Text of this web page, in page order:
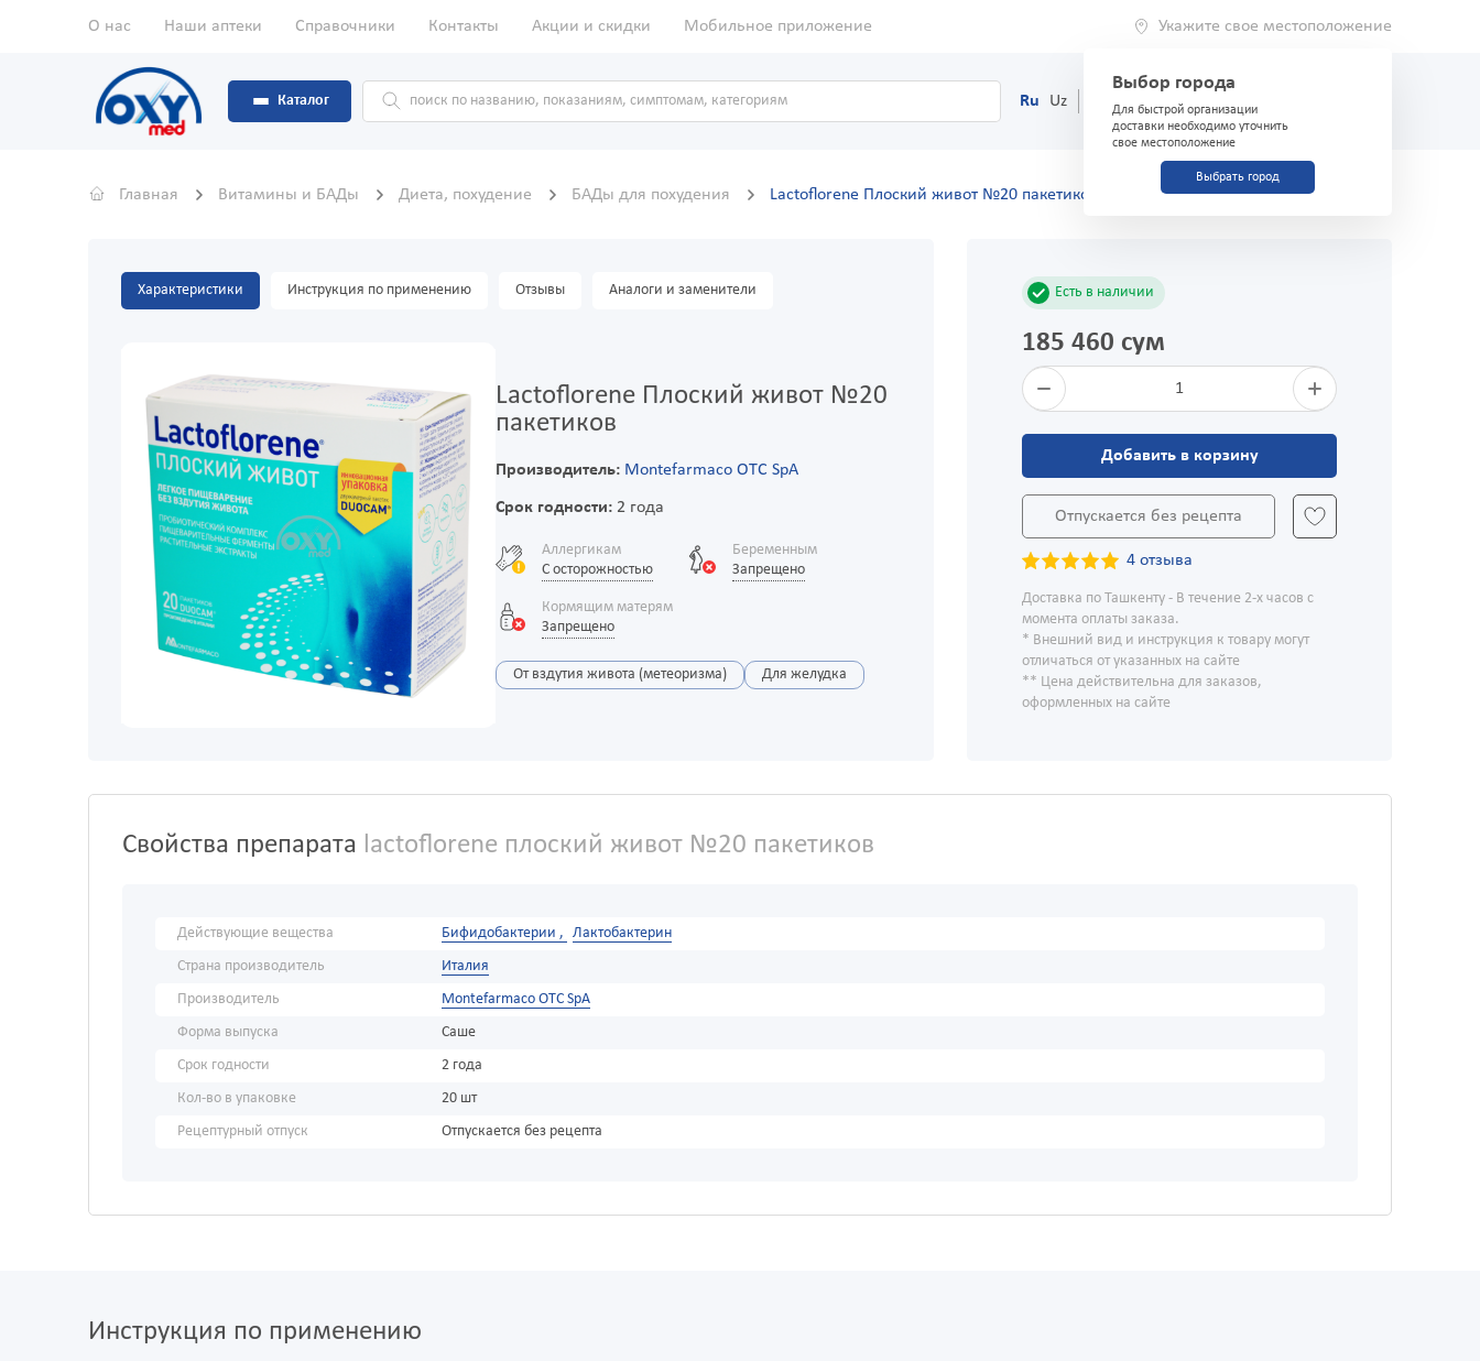
О нас Наши аптеки Справочники Контакты Акции и скидки Мобильное приложение Укажите свое местоположение
Выбор города
Для быстрой организации
доставки необходимо уточнить
свое местоположение
Выбрать город
Каталог Ru Uz (71) 200-03-03
Главная Витамины и БАДы Диета, похудение БАДы для похудения Lactoflorene Плоский живот №20 пакетиков
Характеристики Инструкция по применению Отзывы Аналоги и заменители
Lactoflorene Плоский живот №20
пакетиков
Производитель: Montefarmaco OTC SpA
Срок годности:2 года
Аллергикам
С осторожностью
Беременным
Запрещено
Кормящим матерям
Запрещено
От вздутия живота (метеоризма) Для желудка
Есть в наличии
185 460 сум
1
Добавить в корзину
Отпускается без рецепта
4 отзыва
Доставка по Ташкенту - В течение 2-х часов с
момента оплаты заказа.
* Внешний вид и инструкция к товару могут
отличаться от указанных на сайте
** Цена действительна для заказов,
оформленных на сайте
Свойства препарата lactoflorene плоский живот №20 пакетиков
Действующие вещества Бифидобактерии , Лактобактерин
Страна производитель
Италия
Производитель
Montefarmaco OTC SpA
Форма выпуска
Саше
Срок годности
2 года
Кол-во в упаковке
20 шт
Рецептурный отпуск
Отпускается без рецепта
Инструкция по применению